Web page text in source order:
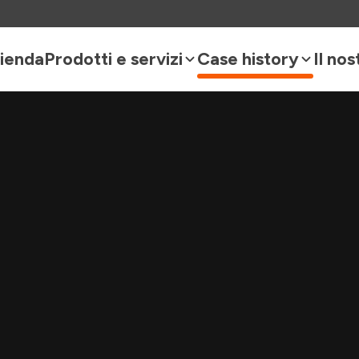
Prodotti e servizi Case history Il